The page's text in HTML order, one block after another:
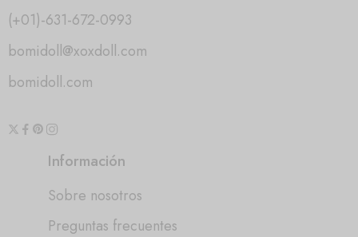
(+01)-631-672-0993
bomidoll@xoxdoll.com
bomidoll.com
Información
Sobre nosotros
Preguntas frecuentes